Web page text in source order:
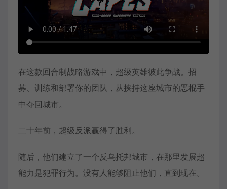
在这款回合制战略游戏中，超级英雄彼此争战。招
募、训练和部署你的团队，从挟持这座城市的恶棍手
中夺回城市。
二十年前，超级反派赢得了胜利。
随后，他们建立了一个反乌托邦城市，在那里发展超
能力是犯罪行为。没有人能够阻止他们，直到现在。